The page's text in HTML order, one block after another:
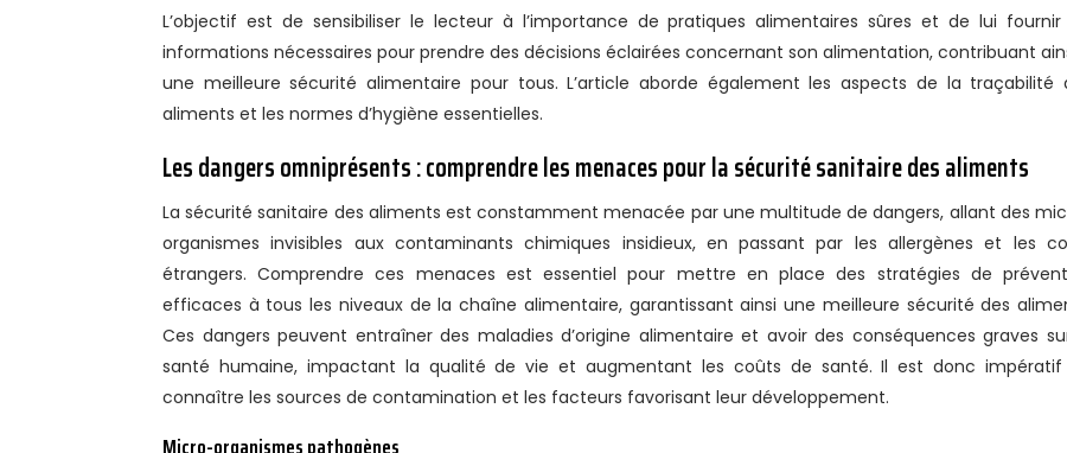
L’objectif est de sensibiliser le lecteur à l’importance de pratiques alimentaires sûres et de lui fournir
informations nécessaires pour prendre des décisions éclairées concernant son alimentation, contribuant
une meilleure sécurité alimentaire pour tous. L’article aborde également les aspects de la traçabilité
aliments et les normes d’hygiène essentielles.
Les dangers omniprésents : comprendre les menaces pour la sécurité sanitaire des aliments
La sécurité sanitaire des aliments est constamment menacée par une multitude de dangers, allant des
organismes invisibles aux contaminants chimiques insidieux, en passant par les allergènes et les
étrangers. Comprendre ces menaces est essentiel pour mettre en place des stratégies de
efficaces à tous les niveaux de la chaîne alimentaire, garantissant ainsi une meilleure sécurité des
Ces dangers peuvent entraîner des maladies d’origine alimentaire et avoir des conséquences graves
santé humaine, impactant la qualité de vie et augmentant les coûts de santé. Il est donc
connaître les sources de contamination et les facteurs favorisant leur développement.